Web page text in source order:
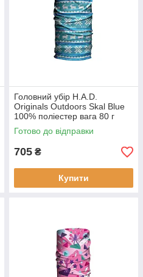
Головний убір H.A.D.
Originals Outdoors Skal Blue
100% поліестер вага 80 г
розмір 52 х 25 см безшовна
конструкція
Готово до відправки
705 ₴
Купити